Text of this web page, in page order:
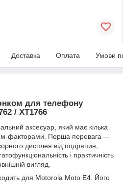
Доставка Оплата Умови
для телефону
/ XT1766
аксесуар, який має кілька
факторами. Перша перевага ―
дисплея від подряпин,
і практичність
вигляд.
для Motorola Moto E4. Його